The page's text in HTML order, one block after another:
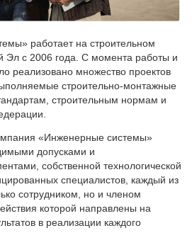
работает на строительном
Эл с 2006 года. С момента работы и
реализовано множество проектов
строительно-монтажные
строительным нормам и
«Инженерные системы»
допусками и
собственной технологической
специалистов, каждый из
сотрудником, но и членом
которой направлены на
в реализации каждого